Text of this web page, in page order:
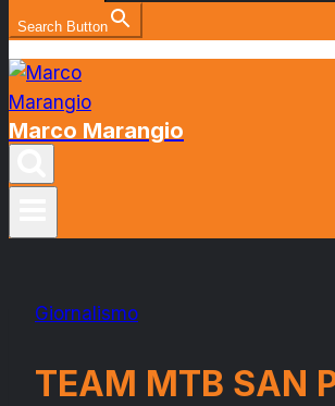
Search Button
Marco Marangio
Giornalismo
TEAM MTB SAN